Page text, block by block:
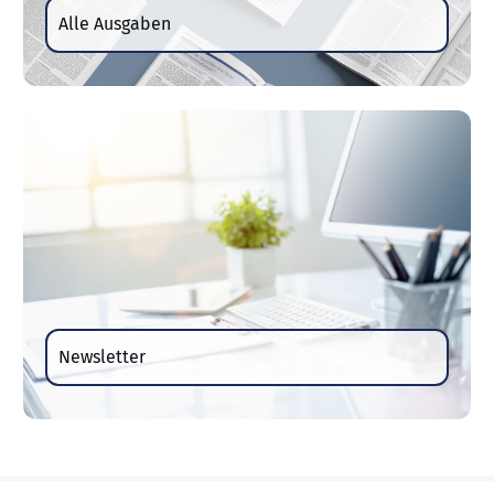
Alle Ausgaben
Newsletter